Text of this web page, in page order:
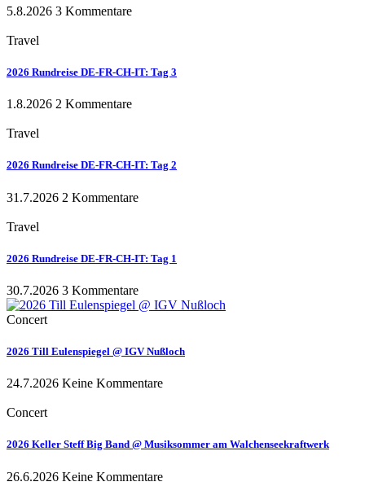
5.8.2026 3 Kommentare
Travel
2026 Rundreise DE-FR-CH-IT: Tag 3
1.8.2026 2 Kommentare
Travel
2026 Rundreise DE-FR-CH-IT: Tag 2
31.7.2026 2 Kommentare
Travel
2026 Rundreise DE-FR-CH-IT: Tag 1
30.7.2026 3 Kommentare
Concert
2026 Till Eulenspiegel @ IGV Nußloch
24.7.2026 Keine Kommentare
Concert
2026 Keller Steff Big Band @ Musiksommer am Walchenseekraftwerk
26.6.2026 Keine Kommentare